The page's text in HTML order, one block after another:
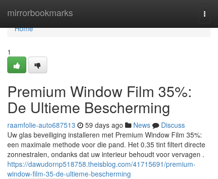
mirrorbookmarks
Home
Home
1
Premium Window Film 35%:
De Ultieme Bescherming
raamfolie-auto687513 59 days ago News
Discuss
Uw glas beveiliging installeren met Premium Window Film 35%:
een maximale methode voor die pand. Het 0.35 tint filtert directe
zonnestralen, ondanks dat uw interieur behoudt voor vervagen .
https://dawudornp518758.theisblog.com/41715691/premium-
window-film-35-de-ultieme-bescherming